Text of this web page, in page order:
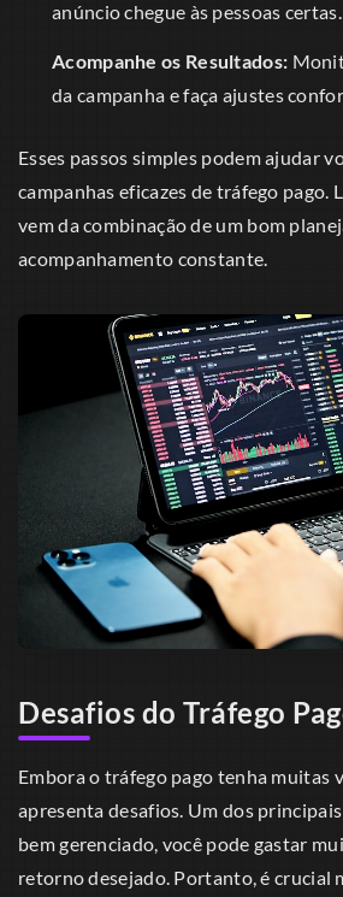
anúncio chegue às pessoas certas.
Acompanhe os Resultados:
da campanha e faça ajustes
Esses passos simples podem ajudar
campanhas eficazes de tráfego pago.
vem da combinação de um bom
acompanhamento constante.
Desafios do Tráfego
Embora o tráfego pago tenha muitas
apresenta desafios. Um dos
bem gerenciado, você pode gastar
retorno desejado. Portanto, é crucial